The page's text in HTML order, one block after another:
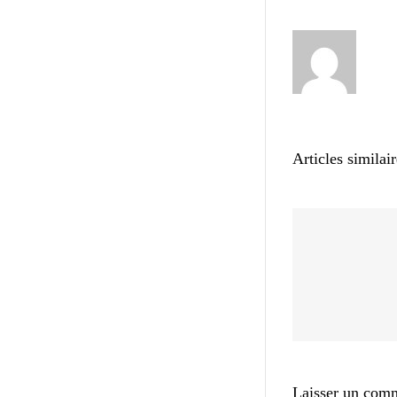
Articles
Laisser un